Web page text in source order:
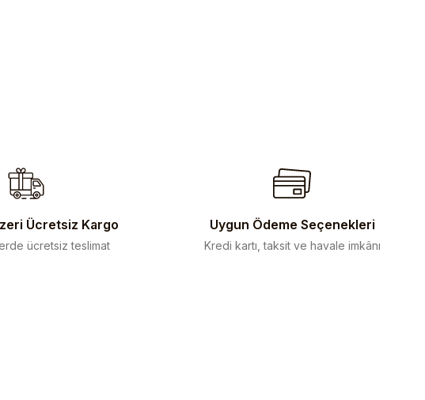
Ücretsiz Kargo
ücretsiz teslimat
Uygun Ödeme Seçenekleri
Kredi kartı, taksit ve havale imkânı